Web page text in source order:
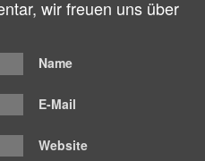
wir freuen uns über
Name
E-Mail
Website